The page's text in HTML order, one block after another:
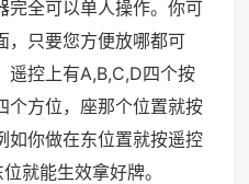
完全可以单人操作。你可
，只要您方便放哪都可
遥控上有A,B,C,D四个按
个方位，座那个位置就按
如你做在东位置就按遥控
就能生效拿好牌。